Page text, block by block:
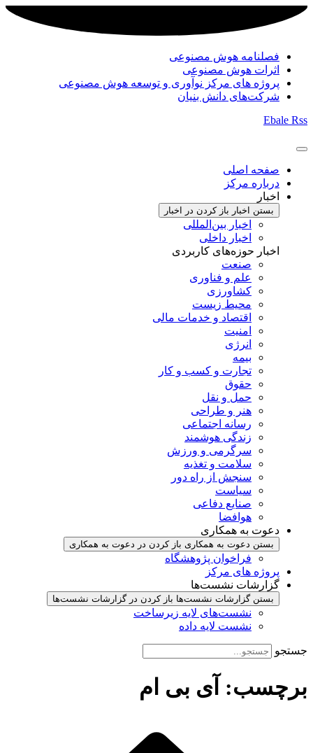
فصلنامه هوش مصنوعی
اثرات هوش مصنوعی
پروژه های مرکز نوآوری و توسعه هوش مصنوعی
شرکت‌های دانش بنیان
Ebale Rss
صفحه اصلی
درباره مرکز
اخبار
بستن اخبار باز کردن در اخبار
اخبار بین‌المللی
اخبار داخلی
اخبار حوزه‌های کاربردی
صنعت
علم و فناوری
کشاورزی
محیط زیست
اقتصاد و خدمات مالی
امنیت
انرژی
بیمه
تجارت و کسب و کار
حقوق
حمل و نقل
هنر و طراحی
رسانه اجتماعی
زندگی هوشمند
سرگرمی و ورزش
سلامت و تغذیه
سنجش از راه دور
سیاست
صنایع دفاعی
هوافضا
دعوت به همکاری
بستن دعوت به همکاری باز کردن در دعوت به همکاری
فراخوان پژوهشگاه
پروژه های مرکز
گزارشات نشست‌ها
بستن گزارشات نشست‌ها باز کردن در گزارشات نشست‌ها
نشست‌‌های لایه زیرساخت
نشست لایه داده
جستجو
برچسب: آی بی ام